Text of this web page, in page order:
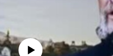
source currently available